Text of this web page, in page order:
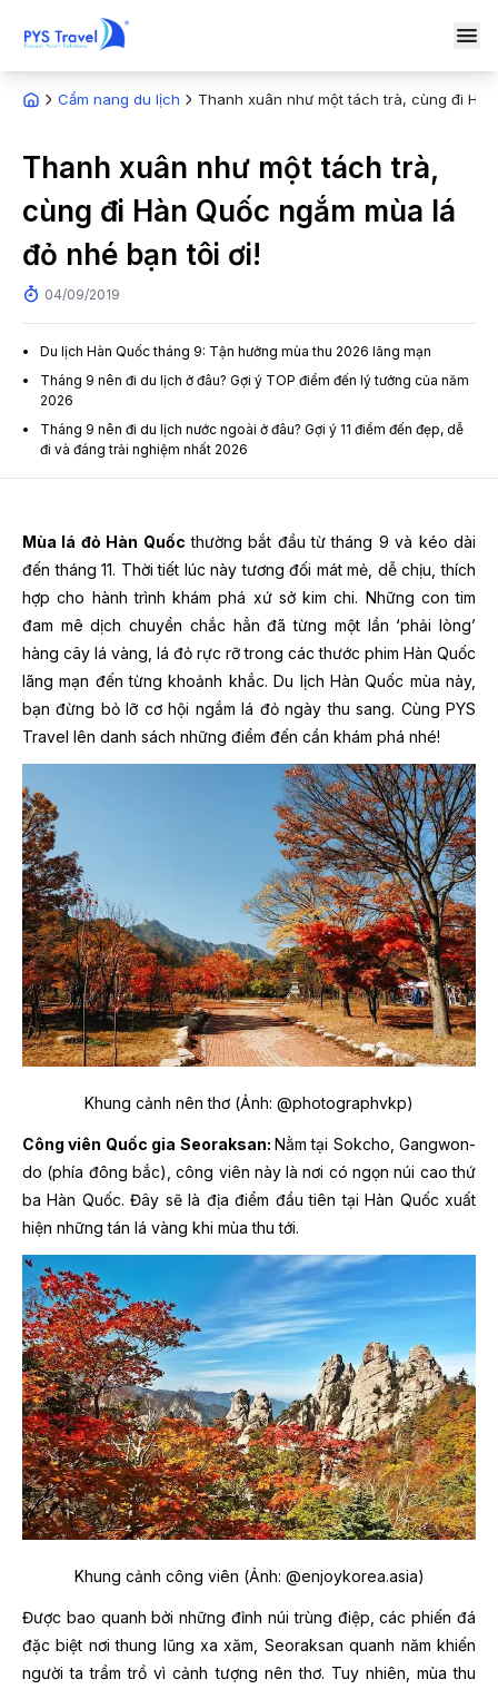
Cẩm nang du lịch Thanh xuân như một tách trà, cùng đi
Thanh xuân như một tách trà,
cùng đi Hàn Quốc ngắm mùa lá
đỏ nhé bạn tôi ơi!
04/09/2019
Du lịch Hàn Quốc tháng 9: Tận hưởng mùa thu 2026 lãng mạn
Tháng 9 nên đi du lịch ở đâu? Gợi ý TOP điểm đến lý tưởng của năm
2026
Tháng 9 nên đi du lịch nước ngoài ở đâu? Gợi ý 11 điểm đến đẹp, dễ
đi và đáng trải nghiệm nhất 2026
Mùa lá đỏ Hàn Quốc thường bắt đầu từ tháng 9 và kéo dài
đến tháng 11. Thời tiết lúc này tương đối mát mẻ, dễ chịu, thích
hợp cho hành trình khám phá xứ sở kim chi. Những con tim
đam mê dịch chuyển chắc hẳn đã từng một lần ‘phải lòng’
hàng cây lá vàng, lá đỏ rực rỡ trong các thước phim Hàn Quốc
lãng mạn đến từng khoảnh khắc. Du lịch Hàn Quốc mùa này,
bạn đừng bỏ lỡ cơ hội ngắm lá đỏ ngày thu sang. Cùng PYS
Travel lên danh sách những điểm đến cần khám phá nhé!
Khung cảnh nên thơ (Ảnh: @photographvkp)
Công viên Quốc gia Seoraksan: Nằm tại Sokcho, Gangwon-
do (phía đông bắc), công viên này là nơi có ngọn núi cao thứ
ba Hàn Quốc. Đây sẽ là địa điểm đầu tiên tại Hàn Quốc xuất
hiện những tán lá vàng khi mùa thu tới.
Khung cảnh công viên (Ảnh: @enjoykorea.asia)
Được bao quanh bởi những đỉnh núi trùng điệp, các phiến đá
đặc biệt nơi thung lũng xa xăm, Seoraksan quanh năm khiến
người ta trầm trồ vì cảnh tượng nên thơ. Tuy nhiên, mùa thu